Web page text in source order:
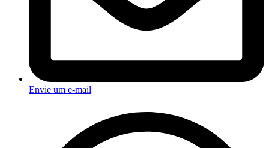
Envie um e-mail